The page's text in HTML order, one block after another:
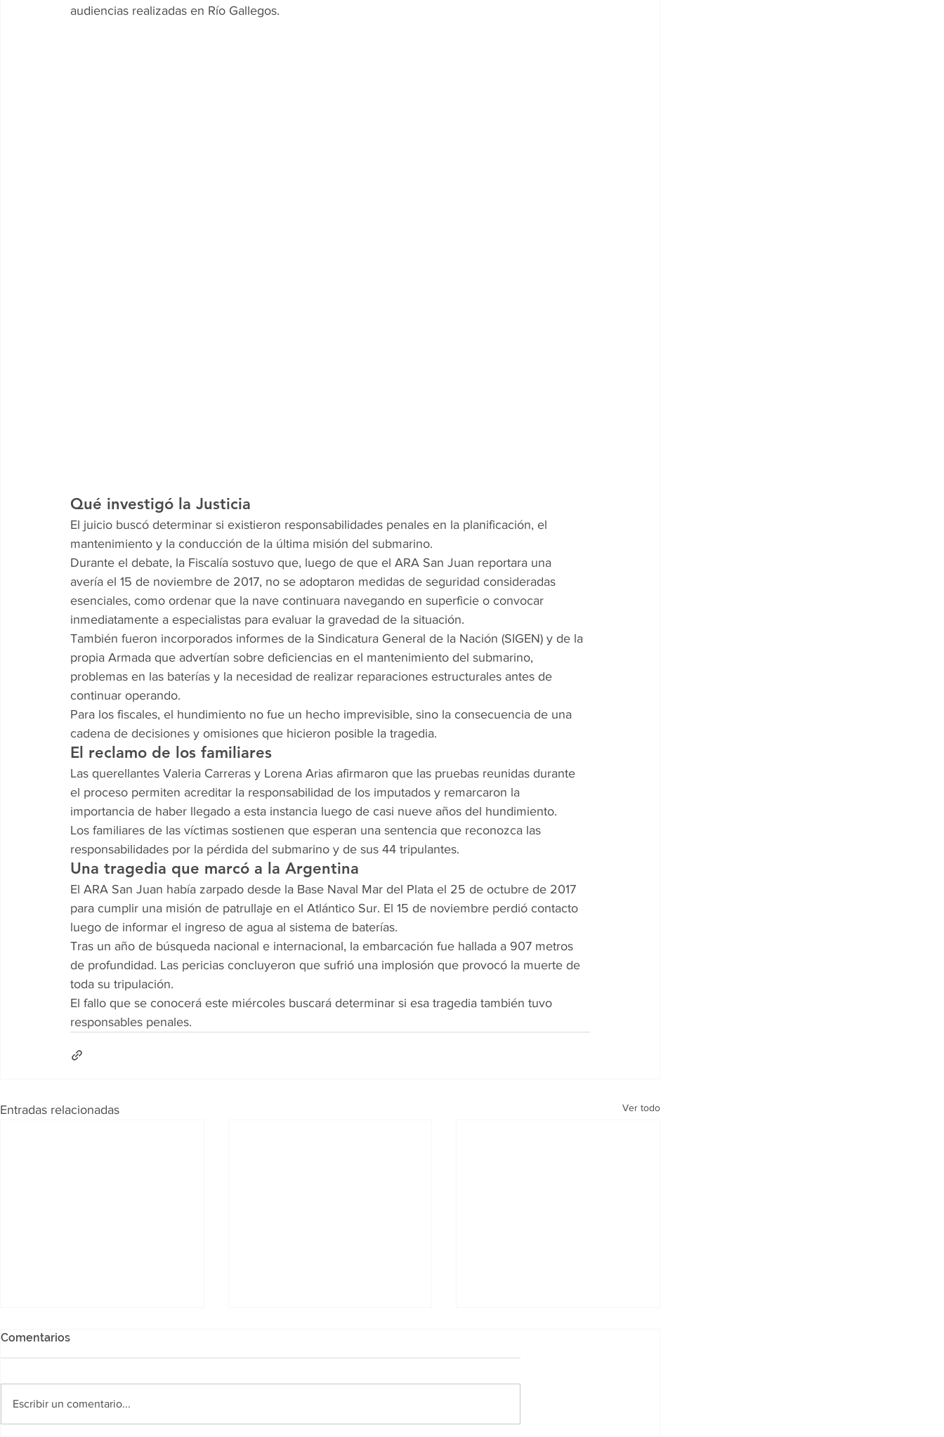
audiencias realizadas en Río Gallegos.
Qué investigó la Justicia
El juicio buscó determinar si existieron responsabilidades penales en la planificación, el
mantenimiento y la conducción de la última misión del submarino.
Durante el debate, la Fiscalía sostuvo que, luego de que el ARA San Juan reportara una
avería el 15 de noviembre de 2017, no se adoptaron medidas de seguridad consideradas
esenciales, como ordenar que la nave continuara navegando en superficie o convocar
inmediatamente a especialistas para evaluar la gravedad de la situación.
También fueron incorporados informes de la Sindicatura General de la Nación (SIGEN) y de la
propia Armada que advertían sobre deficiencias en el mantenimiento del submarino,
problemas en las baterías y la necesidad de realizar reparaciones estructurales antes de
continuar operando.
Para los fiscales, el hundimiento no fue un hecho imprevisible, sino la consecuencia de una
cadena de decisiones y omisiones que hicieron posible la tragedia.
El reclamo de los familiares
Las querellantes Valeria Carreras y Lorena Arias afirmaron que las pruebas reunidas durante
el proceso permiten acreditar la responsabilidad de los imputados y remarcaron la
importancia de haber llegado a esta instancia luego de casi nueve años del hundimiento.
Los familiares de las víctimas sostienen que esperan una sentencia que reconozca las
responsabilidades por la pérdida del submarino y de sus 44 tripulantes.
Una tragedia que marcó a la Argentina
El ARA San Juan había zarpado desde la Base Naval Mar del Plata el 25 de octubre de 2017
para cumplir una misión de patrullaje en el Atlántico Sur. El 15 de noviembre perdió contacto
luego de informar el ingreso de agua al sistema de baterías.
Tras un año de búsqueda nacional e internacional, la embarcación fue hallada a 907 metros
de profundidad. Las pericias concluyeron que sufrió una implosión que provocó la muerte de
toda su tripulación.
El fallo que se conocerá este miércoles buscará determinar si esa tragedia también tuvo
responsables penales.
Entradas relacionadas Ver todo
Comentarios
Escribir un comentario...